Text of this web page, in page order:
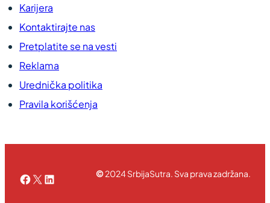
Karijera
Kontaktirajte nas
Pretplatite se na vesti
Reklama
Urednička politika
Pravila korišćenja
Facebook
X LinkedIn©2024 SrbijaSutra. Sva prava zadržana.